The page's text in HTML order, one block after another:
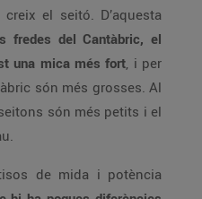
el seitó. D’aquesta
fredes del Cantàbric, el
una mica més fort, i per
són més grosses. Al
són més petits i el
de mida i potència